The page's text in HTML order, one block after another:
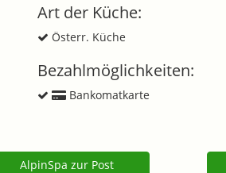
Art der Küche:
Österr. Küche
Bezahlmöglichkeiten:
Bankomatkarte
AlpinSpa zur Post